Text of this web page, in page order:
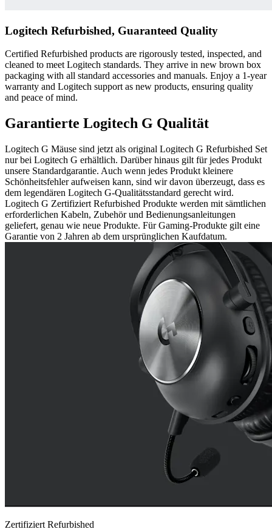
Logitech Refurbished, Guaranteed Quality
Certified Refurbished products are rigorously tested, inspected, and
cleaned to meet Logitech standards. They arrive in new brown box
packaging with all standard accessories and manuals. Enjoy a 1-year
warranty and Logitech support as new products, ensuring quality
and peace of mind.
Garantierte Logitech G Qualität
Logitech G Mäuse sind jetzt als original Logitech G Refurbished Set
nur bei Logitech G erhältlich. Darüber hinaus gilt für jedes Produkt
unsere Standardgarantie. Auch wenn jedes Produkt kleinere
Schönheitsfehler aufweisen kann, sind wir davon überzeugt, dass es
dem legendären Logitech G-Qualitätsstandard gerecht wird.
Logitech G Zertifiziert Refurbished Produkte werden mit sämtlichen
erforderlichen Kabeln, Zubehör und Bedienungsanleitungen
geliefert, genau wie neue Produkte. Für Gaming-Produkte gilt eine
Garantie von 2 Jahren ab dem ursprünglichen Kaufdatum.
Zertifiziert Refurbished